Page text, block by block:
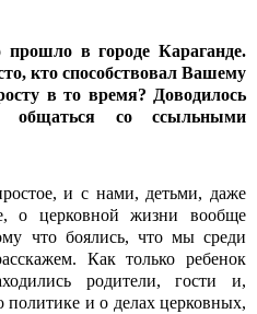
в городе Караганде.
кто способствовал Вашему
в то время? Доводилось
со ссыльными
и с нами, детьми, даже
о церковной жизни вообще
что боялись, что мы среди
Как только ребенок
родители, гости и,
политике и о делах церковных,